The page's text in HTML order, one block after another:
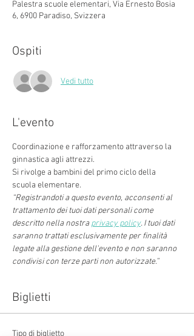
Palestra scuole elementari, Via Ernesto Bosia
6, 6900 Paradiso, Svizzera
Ospiti
Vedi tutto
L'evento
Coordinazione e rafforzamento attraverso la
ginnastica agli attrezzi.
Si rivolge a bambini del primo ciclo della
scuola elementare.
“Registrandoti a questo evento, acconsenti al
trattamento dei tuoi dati personali come
descritto nella nostra privacy policy. I tuoi dati
saranno trattati esclusivamente per finalità
legate alla gestione dell'evento e non saranno
condivisi con terze parti non autorizzate.”
Biglietti
Tipo di biglietto